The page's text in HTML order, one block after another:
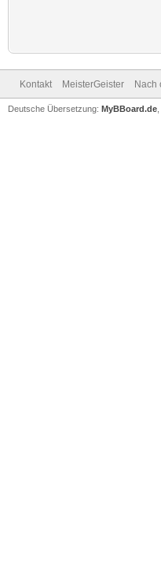
Kontakt MeisterGeister Nach
Deutsche Übersetzung: MyBBoard.de